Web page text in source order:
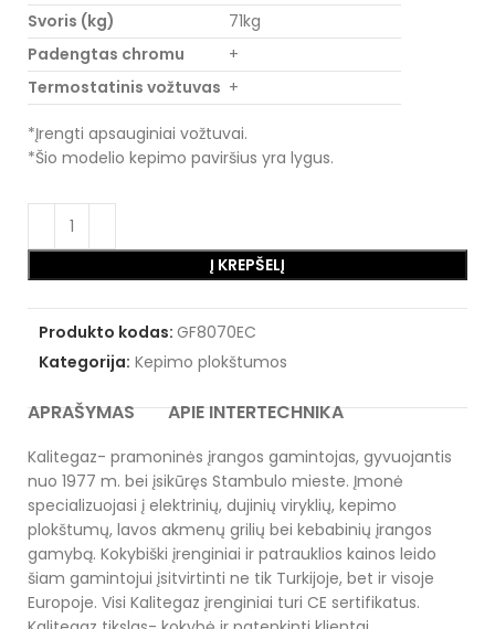
Svoris (kg)
71kg
Padengtas chromu
+
Termostatinis vožtuvas +
*Įrengti apsauginiai vožtuvai.
*Šio modelio kepimo paviršius yra lygus.
Į KREPŠELĮ
Produkto kodas: GF8070EC
Kategorija: Kepimo plokštumos
APRAŠYMAS APIE INTERTECHNIKA
Kalitegaz- pramoninės įrangos gamintojas, gyvuojantis
nuo 1977 m. bei įsikūręs Stambulo mieste. Įmonė
specializuojasi į elektrinių, dujinių viryklių, kepimo
plokštumų, lavos akmenų grilių bei kebabinių įrangos
gamybą. Kokybiški įrenginiai ir patrauklios kainos leido
šiam gamintojui įsitvirtinti ne tik Turkijoje, bet ir visoje
Europoje. Visi Kalitegaz įrenginiai turi CE sertifikatus.